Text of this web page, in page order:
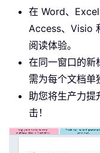
在 Word、
Access、Visio
阅读体验。
在同一窗口的新
需为每个文档单
助您将生产力提
击！